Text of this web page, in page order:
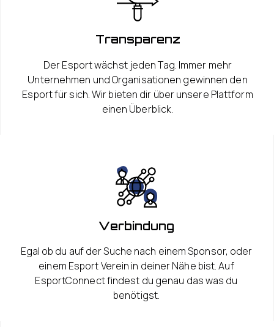
Transparenz
Der Esport wächst jeden Tag. Immer mehr
Unternehmen und Organisationen gewinnen den
Esport für sich. Wir bieten dir über unsere Plattform
einen Überblick.
Verbindung
Egal ob du auf der Suche nach einem Sponsor, oder
einem Esport Verein in deiner Nähe bist. Auf
EsportConnect findest du genau das was du
benötigst.